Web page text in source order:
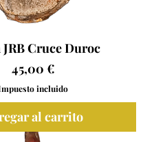
JRB Cruce Duroc
Precio
45,00 €
incluido
al carrito